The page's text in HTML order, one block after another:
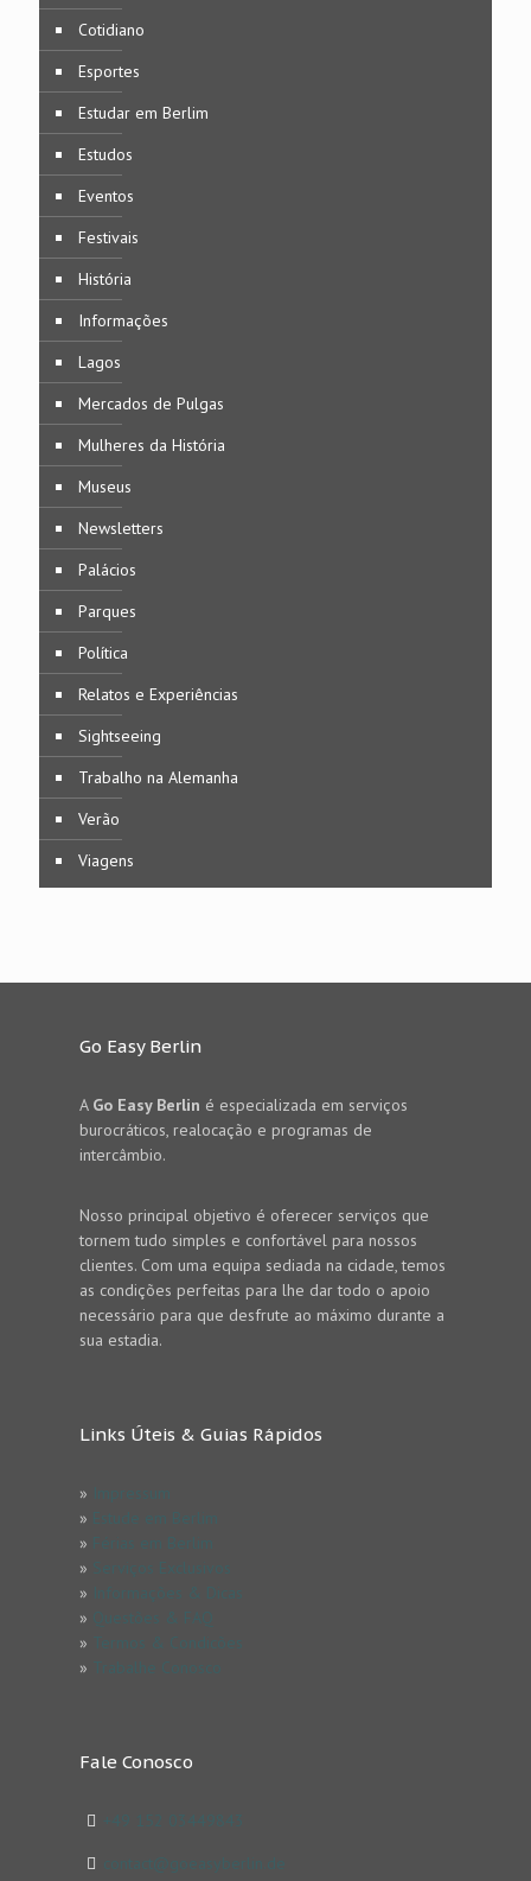
Cotidiano
Esportes
Estudar em Berlim
Estudos
Eventos
Festivais
História
Informações
Lagos
Mercados de Pulgas
Mulheres da História
Museus
Newsletters
Palácios
Parques
Política
Relatos e Experiências
Sightseeing
Trabalho na Alemanha
Verão
Viagens
Go Easy Berlin
A Go Easy Berlin é especializada em serviços
burocráticos, realocação e programas de
intercâmbio.
Nosso principal objetivo é oferecer serviços que
tornem tudo simples e confortável para nossos
clientes. Com uma equipa sediada na cidade, temos
as condições perfeitas para lhe dar todo o apoio
necessário para que desfrute ao máximo durante a
sua estadia.
Links Úteis & Guias Rápidos
»
»
»
»
»
»
»
»
Fale Conosco